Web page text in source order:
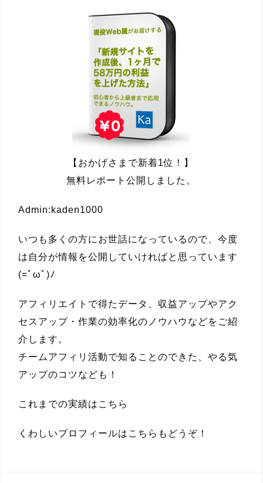
【おかげさまで新着1位！】
無料レポート公開しました。
Admin:kaden1000
いつも多くの方にお世話になっているので、今度
は自分が情報を公開していければと思っています
(=ﾟωﾟ)ﾉ
アフィリエイトで得たデータ、収益アップやアク
セスアップ・作業の効率化のノウハウなどをご紹
介します。
チームアフィリ活動で知ることのできた、やる気
アップのコツなども！
これまでの実績は こちら
くわしいプロフィールは こちらもどうぞ！